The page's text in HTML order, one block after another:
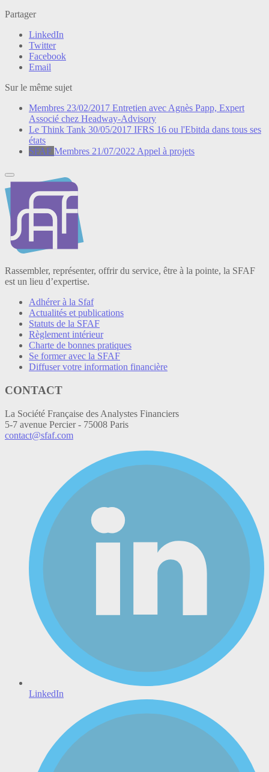
Partager
LinkedIn
Twitter
Facebook
Email
Sur le même sujet
Membres 23/02/2017 Entretien avec Agnès Papp, Expert
Associé chez Headway-Advisory
Le Think Tank 30/05/2017 IFRS 16 ou l'Ebitda dans tous ses
états
SFAF Membres 21/07/2022 Appel à projets
Rassembler, représenter, offrir du service, être à la pointe, la SFAF
est un lieu d’expertise.
Adhérer à la Sfaf
Actualités et publications
Statuts de la SFAF
Règlement intérieur
Charte de bonnes pratiques
Se former avec la SFAF
Diffuser votre information financière
CONTACT
La Société Française des Analystes Financiers
5-7 avenue Percier - 75008 Paris
contact@sfaf.com
LinkedIn